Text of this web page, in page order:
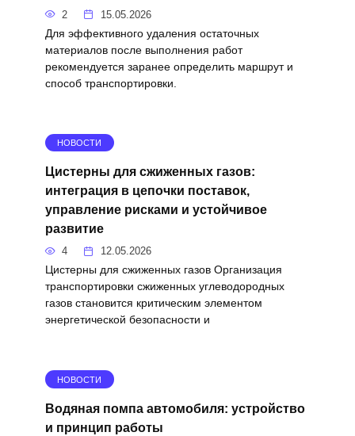
2 15.05.2026
Для эффективного удаления остаточных
материалов после выполнения работ
рекомендуется заранее определить маршрут и
способ транспортировки.
НОВОСТИ
Цистерны для сжиженных газов:
интеграция в цепочки поставок,
управление рисками и устойчивое
развитие
4 12.05.2026
Цистерны для сжиженных газов Организация
транспортировки сжиженных углеводородных
газов становится критическим элементом
энергетической безопасности и
НОВОСТИ
Водяная помпа автомобиля: устройство
и принцип работы